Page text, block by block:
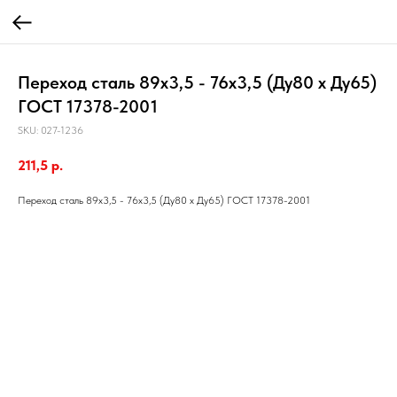
Переход сталь 89х3,5 - 76х3,5 (Ду80 х Ду65)
ГОСТ 17378-2001
SKU: 027-1236
211,5 р.
Переход сталь 89х3,5 - 76х3,5 (Ду80 х Ду65) ГОСТ 17378-2001